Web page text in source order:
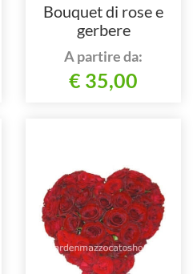
Bouquet di rose e
gerbere
A partire da:
€ 35,00